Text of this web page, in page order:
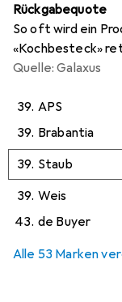
Rückgabequote
So oft wird ein
«Kochbesteck»
Quelle: Galaxus
39. APS
39. Brabantia
39. Staub
39. Weis
43. de Buyer
Alle 53 Marken